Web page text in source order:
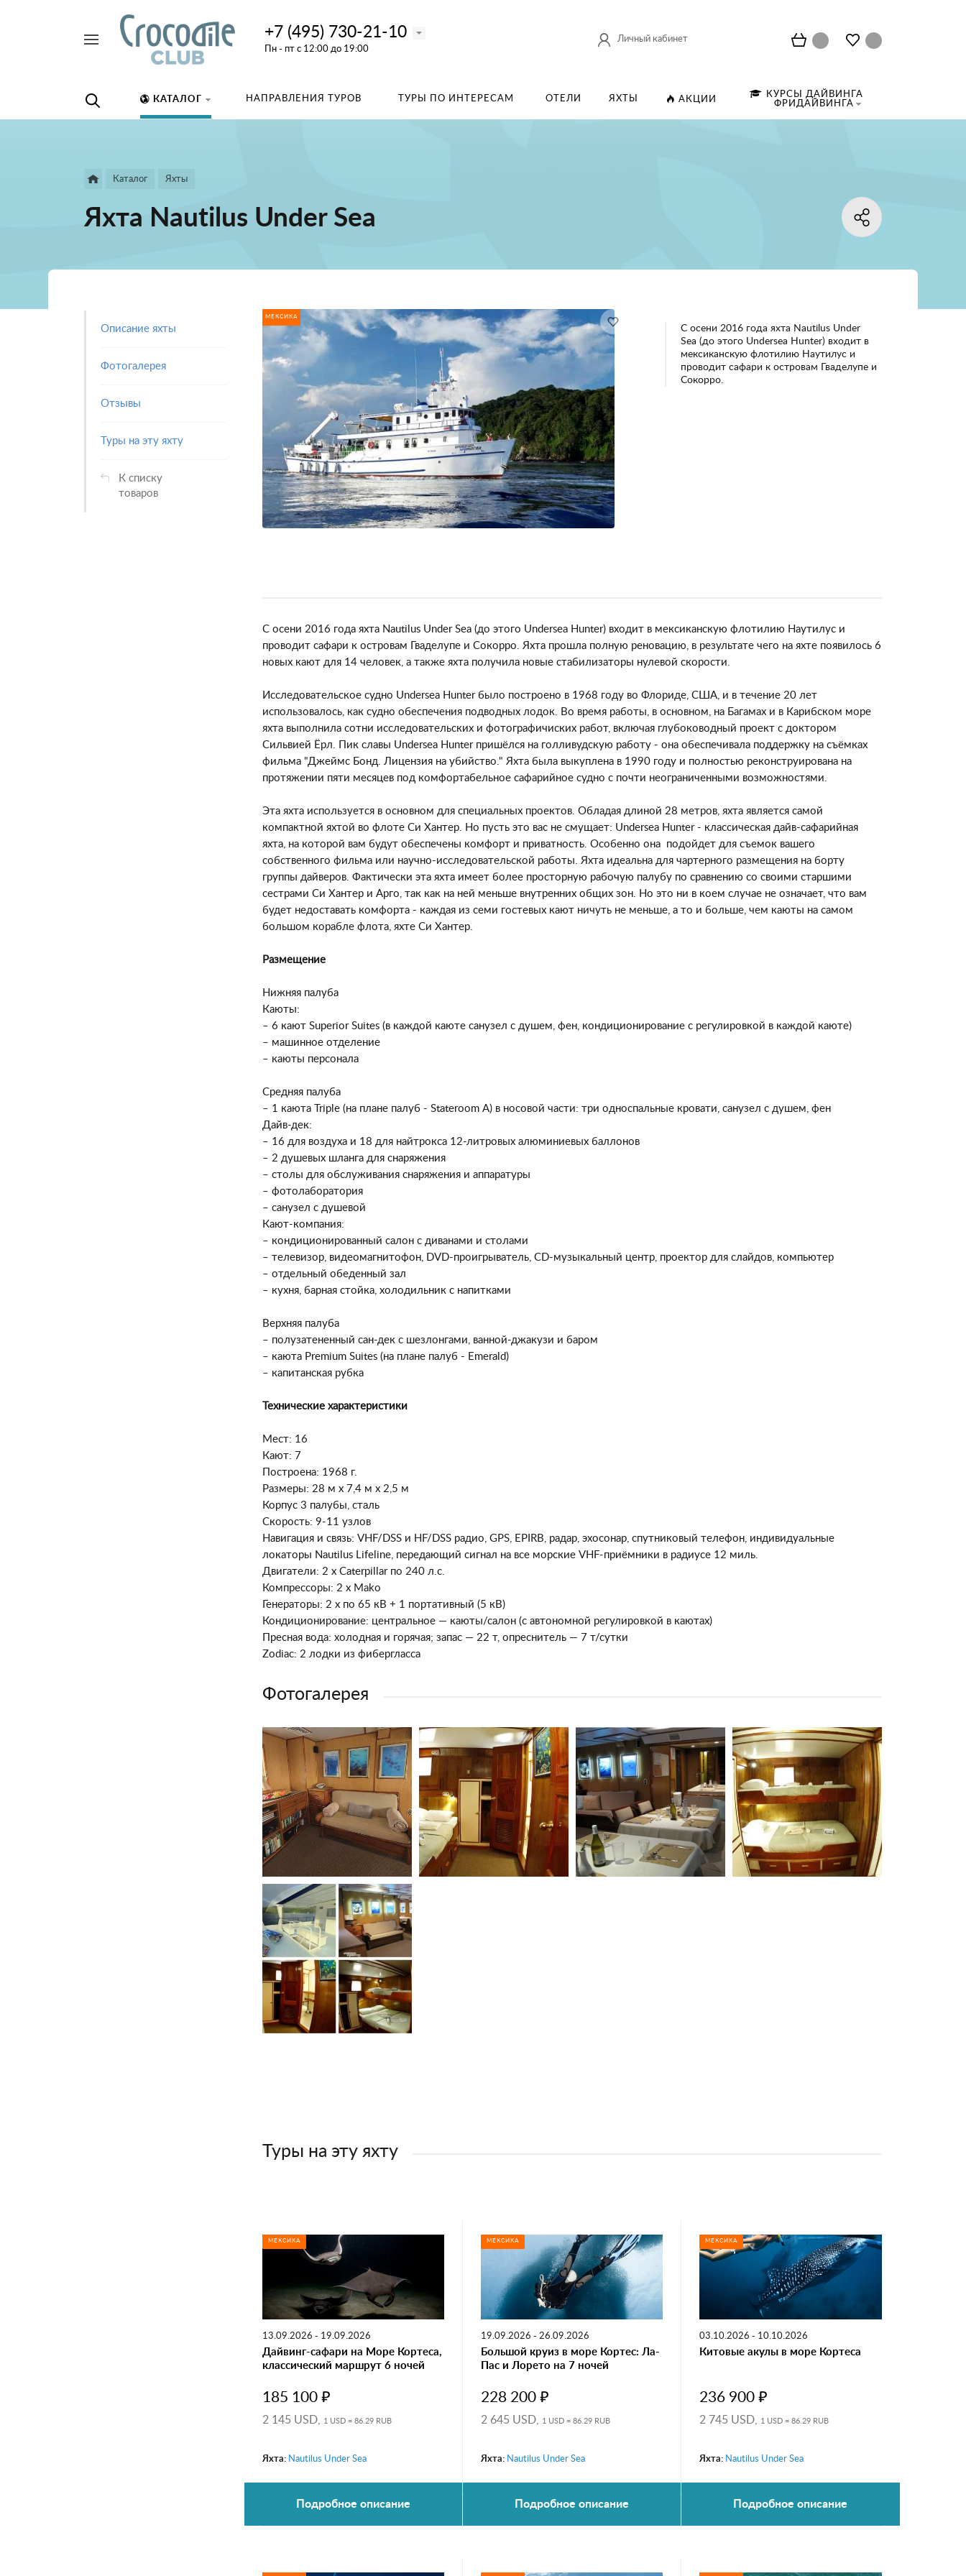
+7 (495) 730-21-10
Пн - пт с 12:00 до 19:00
Личный кабинет
КАТАЛОГ НАПРАВЛЕНИЯ ТУРОВ ТУРЫ ПО ИНТЕРЕСАМ ОТЕЛИ ЯХТЫ АКЦИИ
КУРСЫ ДАЙВИНГА
ФРИДАЙВИНГА
Каталог Яхты
Яхта Nautilus Under Sea
Описание яхты
Фотогалерея
Отзывы
Туры на эту яхту
К списку
товаров
МЕКСИКА
С осени 2016 года яхта Nautilus Under
Sea (до этого Undersea Hunter) входит в
мексиканскую флотилию Наутилус и
проводит сафари к островам Гваделупе и
Сокорро.
С осени 2016 года яхта Nautilus Under Sea (до этого Undersea Hunter) входит в мексиканскую флотилию Наутилус и
проводит сафари к островам Гваделупе и Сокорро. Яхта прошла полную реновацию, в результате чего на яхте появилось 6
новых кают для 14 человек, а также яхта получила новые стабилизаторы нулевой скорости.
Исследовательское судно Undersea Hunter было построено в 1968 году во Флориде, США, и в течение 20 лет
использовалось, как судно обеспечения подводных лодок. Во время работы, в основном, на Багамах и в Карибском море
яхта выполнила сотни исследовательских и фотографичиских работ, включая глубоководный проект с доктором
Сильвией Ёрл. Пик славы Undersea Hunter пришёлся на голливудскую работу - она обеспечивала поддержку на съёмках
фильма "Джеймс Бонд. Лицензия на убийство." Яхта была выкуплена в 1990 году и полностью реконструирована на
протяжении пяти месяцев под комфортабельное сафарийное судно с почти неограниченными возможностями.
Эта яхта используется в основном для специальных проектов. Обладая длиной 28 метров, яхта является самой
компактной яхтой во флоте Си Хантер. Но пусть это вас не смущает: Undersea Hunter - классическая дайв-сафарийная
яхта, на которой вам будут обеспечены комфорт и приватность. Особенно она подойдет для съемок вашего
собственного фильма или научно-исследовательской работы. Яхта идеальна для чартерного размещения на борту
группы дайверов. Фактически эта яхта имеет более просторную рабочую палубу по сравнению со своими старшими
сестрами Си Хантер и Арго, так как на ней меньше внутренних общих зон. Но это ни в коем случае не означает, что вам
будет недоставать комфорта - каждая из семи гостевых кают ничуть не меньше, а то и больше, чем каюты на самом
большом корабле флота, яхте Си Хантер.
Размещение
Нижняя палуба
Каюты:
– 6 кают Superior Suites (в каждой каюте санузел с душем, фен, кондиционирование с регулировкой в каждой каюте)
– машинное отделение
– каюты персонала
Средняя палуба
– 1 каюта Triple (на плане палуб - Stateroom A) в носовой части: три односпальные кровати, санузел с душем, фен
Дайв-дек:
– 16 для воздуха и 18 для найтрокса 12-литровых алюминиевых баллонов
– 2 душевых шланга для снаряжения
– столы для обслуживания снаряжения и аппаратуры
– фотолаборатория
– санузел с душевой
Кают-компания:
– кондиционированный салон с диванами и столами
– телевизор, видеомагнитофон, DVD-проигрыватель, CD-музыкальный центр, проектор для слайдов, компьютер
– отдельный обеденный зал
– кухня, барная стойка, холодильник с напитками
Верхняя палуба
– полузатененный сан-дек с шезлонгами, ванной-джакузи и баром
– каюта Premium Suites (на плане палуб - Emerald)
– капитанская рубка
Технические характеристики
Мест: 16
Кают: 7
Построена: 1968 г.
Размеры: 28 м х 7,4 м х 2,5 м
Корпус 3 палубы, сталь
Скорость: 9-11 узлов
Навигация и связь: VHF/DSS и HF/DSS радио, GPS, EPIRB, радар, эхосонар, спутниковый телефон, индивидуальные
локаторы Nautilus Lifeline, передающий сигнал на все морские VHF-приёмники в радиусе 12 миль.
Двигатели: 2 x Caterpillar по 240 л.с.
Компрессоры: 2 x Mako
Генераторы: 2 x по 65 кВ + 1 портативный (5 кВ)
Кондиционирование: центральное — каюты/салон (с автономной регулировкой в каютах)
Пресная вода: холодная и горячая; запас — 22 т, опреснитель — 7 т/сутки
Zodiaс: 2 лодки из фибергласса
Фотогалерея
Туры на эту яхту
МЕКСИКА
13.09.2026 - 19.09.2026
Дайвинг-сафари на Море Кортеса,
классический маршрут 6 ночей
185 100 ₽
2 145 USD, 1 USD = 86.29 RUB
Яхта: Nautilus Under Sea
Подробное описание
МЕКСИКА
19.09.2026 - 26.09.2026
Большой круиз в море Кортес: Ла-
Пас и Лорето на 7 ночей
228 200 ₽
2 645 USD, 1 USD = 86.29 RUB
Яхта: Nautilus Under Sea
Подробное описание
МЕКСИКА
03.10.2026 - 10.10.2026
Китовые акулы в море Кортеса
236 900 ₽
2 745 USD, 1 USD = 86.29 RUB
Яхта: Nautilus Under Sea
Подробное описание